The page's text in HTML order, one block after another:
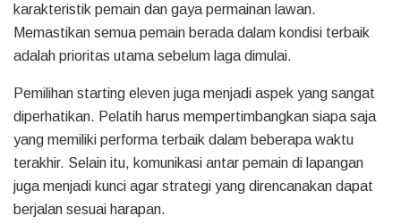
karakteristik pemain dan gaya permainan lawan.
Memastikan semua pemain berada dalam kondisi terbaik
adalah prioritas utama sebelum laga dimulai.
Pemilihan starting eleven juga menjadi aspek yang sangat
diperhatikan. Pelatih harus mempertimbangkan siapa saja
yang memiliki performa terbaik dalam beberapa waktu
terakhir. Selain itu, komunikasi antar pemain di lapangan
juga menjadi kunci agar strategi yang direncanakan dapat
berjalan sesuai harapan.